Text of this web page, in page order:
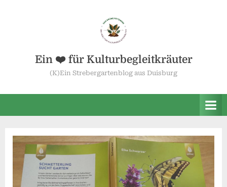
Ein ❤️ für Kulturbegleitkräuter
(K)Ein Strebergartenblog aus Duisburg